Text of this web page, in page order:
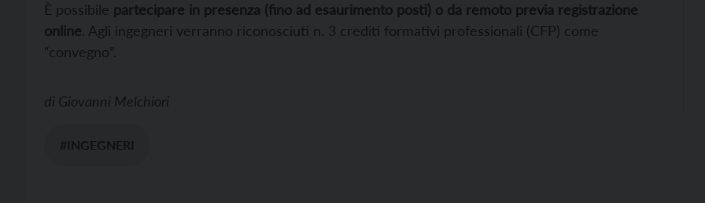
È possibile partecipare in presenza (fino ad esaurimento posti) o da remoto previa registrazione
online. Agli ingegneri verranno riconosciuti n. 3 crediti formativi professionali (CFP) come
“convegno”.
di Giovanni Melchiori
#INGEGNERI